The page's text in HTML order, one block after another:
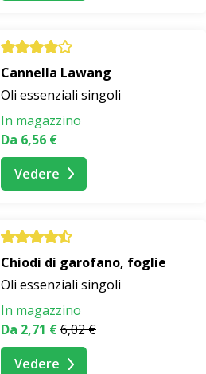
Cannella Lawang
Oli essenziali singoli
In magazzino
Da 6,56 €
Vedere
Chiodi di garofano, foglie
Oli essenziali singoli
In magazzino
Da 2,71 €6,02 €
Vedere